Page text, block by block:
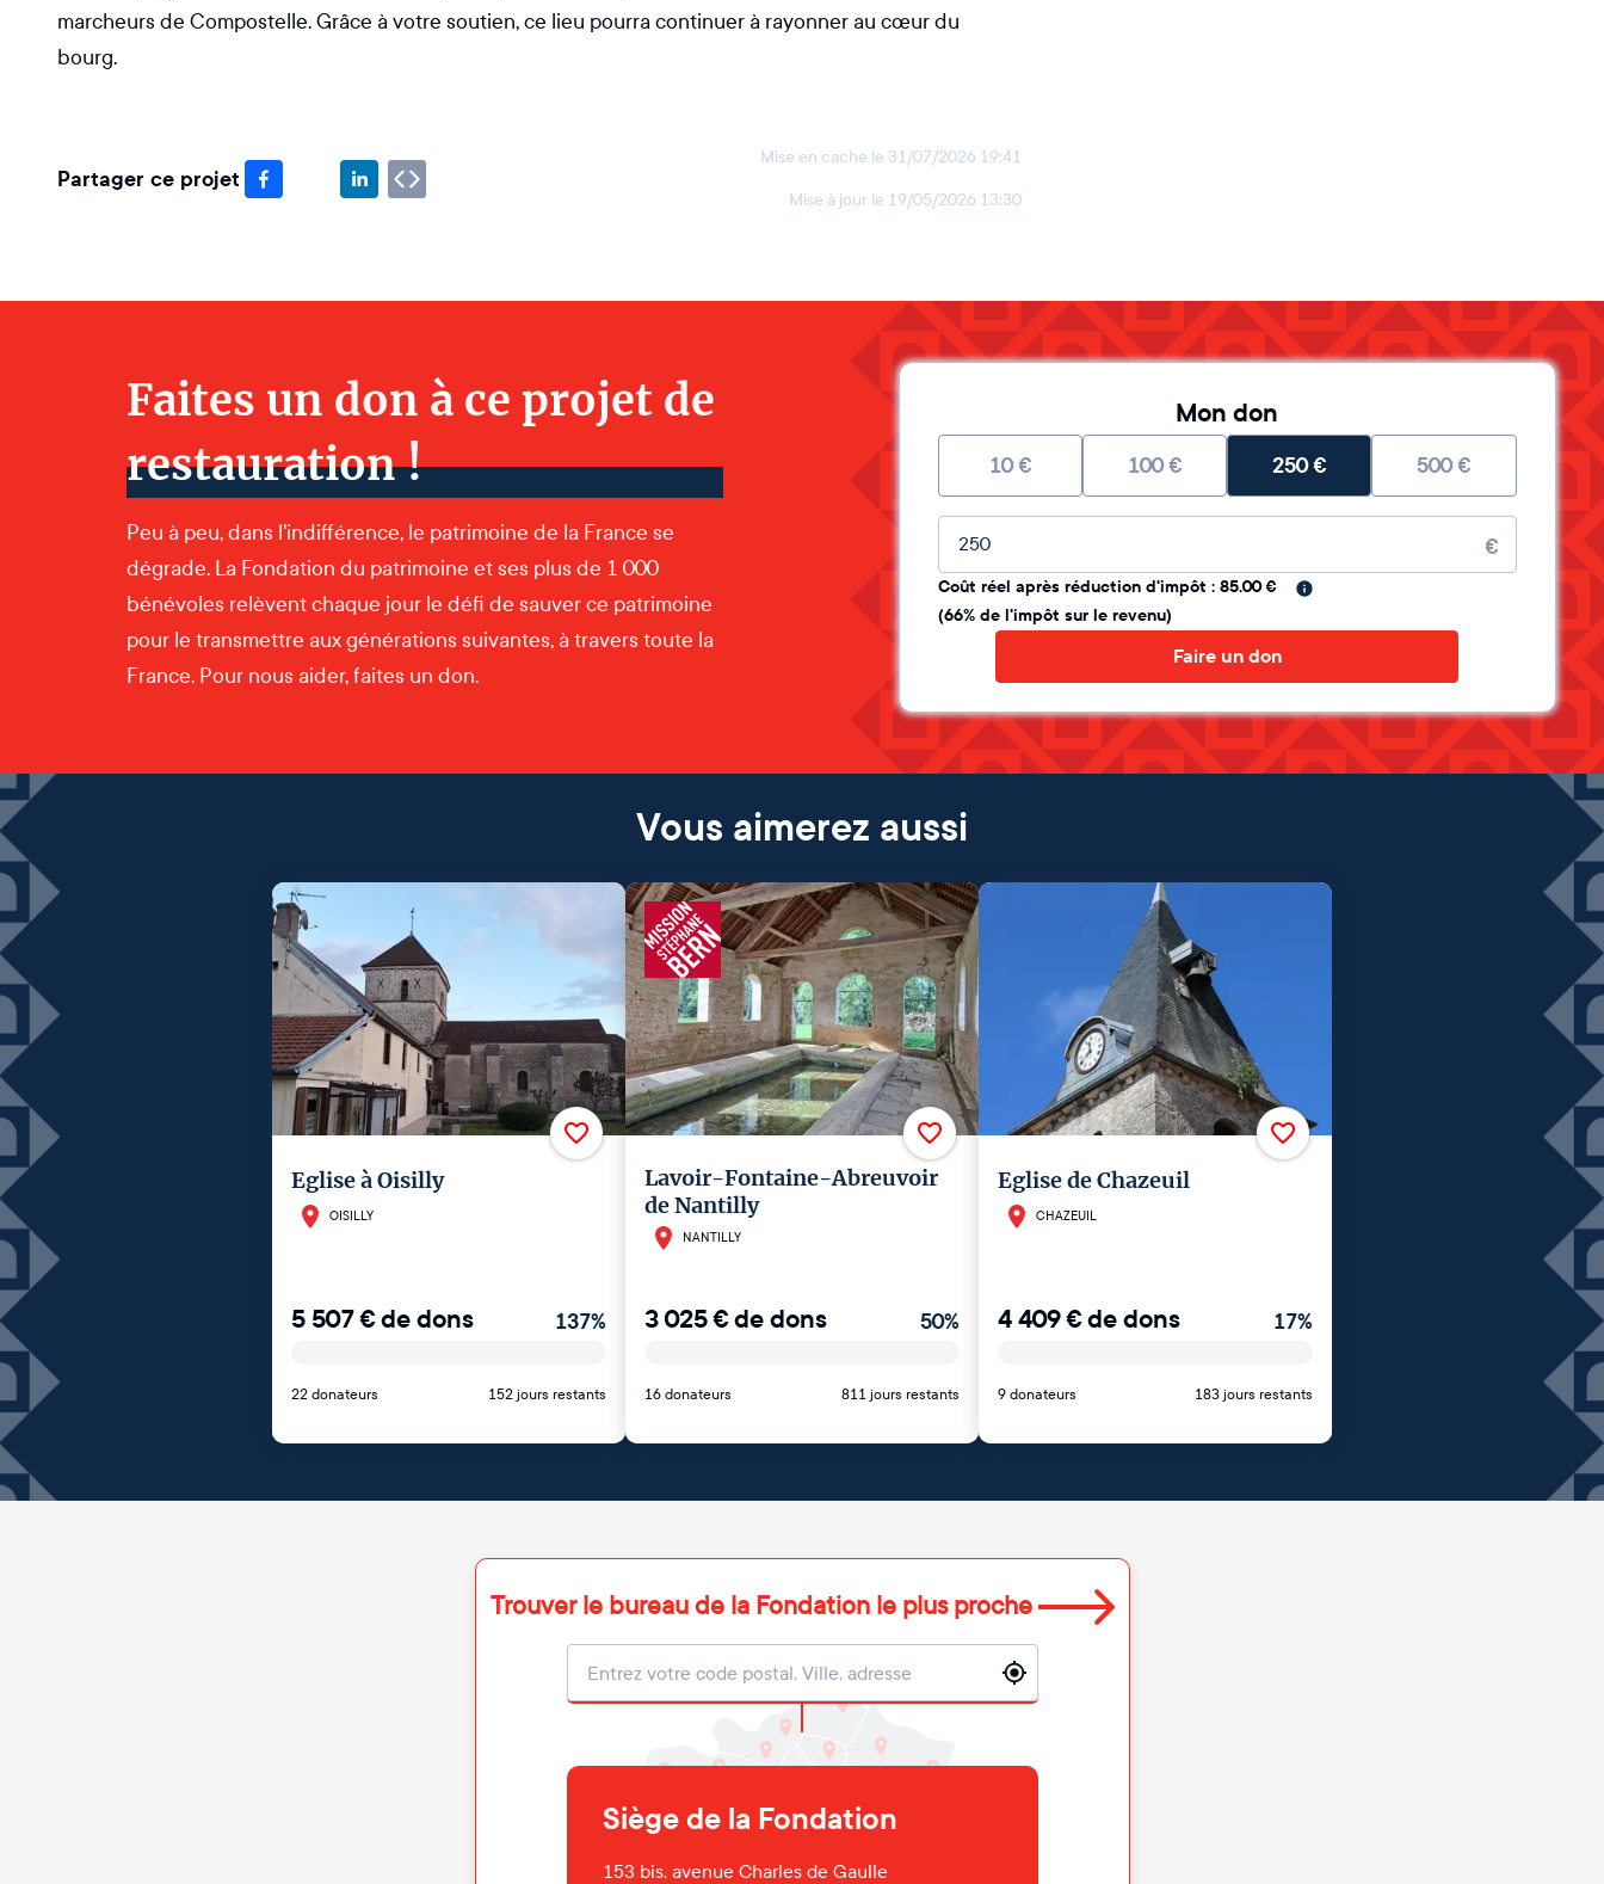
marcheurs de Compostelle. Grâce à votre soutien, ce lieu pourra continuer à rayonner au cœur du
bourg.
Partager ce projet
Mise en cache le 31/07/2026 19:41
Mise à jour le 19/05/2026 13:30
Faites un don à ce projet de
restauration !
Peu à peu, dans l'indifférence, le patrimoine de la France se
dégrade. La Fondation du patrimoine et ses plus de 1 000
bénévoles relèvent chaque jour le défi de sauver ce patrimoine
pour le transmettre aux générations suivantes, à travers toute la
France. Pour nous aider, faites un don.
Mon don
10€ 100€ 250€ 500€
Montant libre €
Coût réel après réduction d'impôt : 85.00 €
(66% de l'impôt sur le revenu)
Faire un don
Vous aimerez aussi
Eglise à Oisilly
OISILLY
5 507€de dons 137%
22 donateurs 152 jours restants
Lavoir-Fontaine-Abreuvoir
de Nantilly
NANTILLY
3 025€de dons 50%
16 donateurs 811 jours restants
Eglise de Chazeuil
CHAZEUIL
4 409€de dons 17%
9 donateurs 183 jours restants
Trouver le bureau de la Fondation le plus proche
Localisation
Siège de la Fondation
153 bis, avenue Charles de Gaulle